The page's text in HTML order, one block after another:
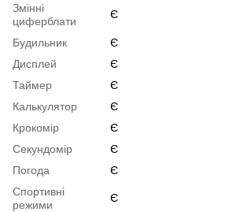
Змінні
циферблати
Є
Будильник
Є
Дисплей
Є
Таймер
Є
Калькулятор
Є
Крокомір
Є
Секундомір
Є
Погода
Є
Спортивні
режими
Є